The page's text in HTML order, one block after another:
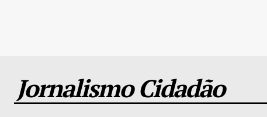
Jornalismo Cidadão